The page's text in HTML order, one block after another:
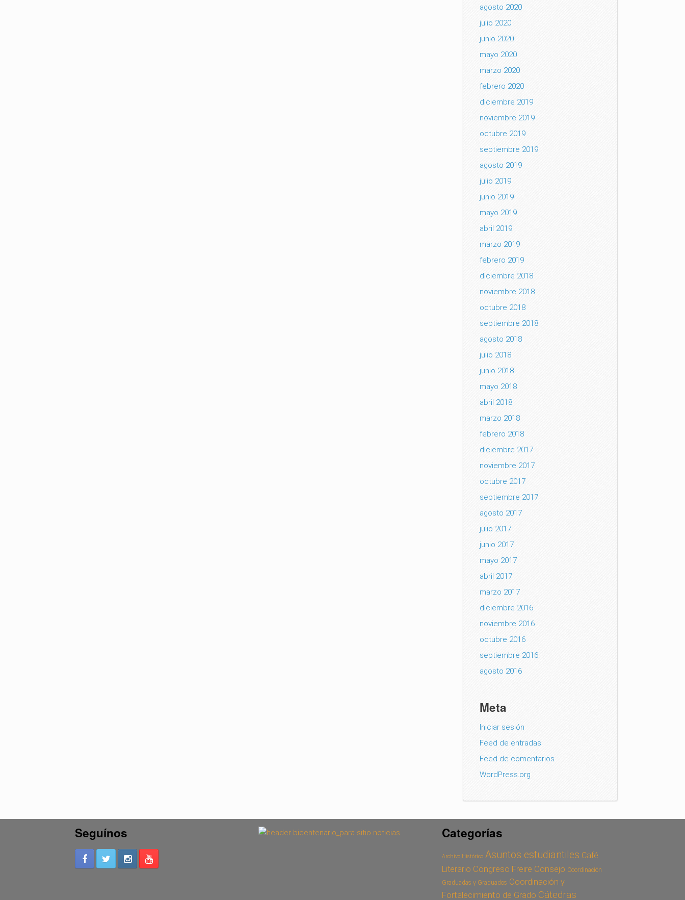
agosto 2020
julio 2020
junio 2020
mayo 2020
marzo 2020
febrero 2020
diciembre 2019
noviembre 2019
octubre 2019
septiembre 2019
agosto 2019
julio 2019
junio 2019
mayo 2019
abril 2019
marzo 2019
febrero 2019
diciembre 2018
noviembre 2018
octubre 2018
septiembre 2018
agosto 2018
julio 2018
junio 2018
mayo 2018
abril 2018
marzo 2018
febrero 2018
diciembre 2017
noviembre 2017
octubre 2017
septiembre 2017
agosto 2017
julio 2017
junio 2017
mayo 2017
abril 2017
marzo 2017
diciembre 2016
noviembre 2016
octubre 2016
septiembre 2016
agosto 2016
Meta
Iniciar sesión
Feed de entradas
Feed de comentarios
WordPress.org
Seguínos Categorías
Archivo Histórico Asuntos estudiantiles Café
Literario Congreso Freire Consejo Coordinación
Graduadas y Graduados Coordinación y
Fortalecimiento de Grado Cátedras